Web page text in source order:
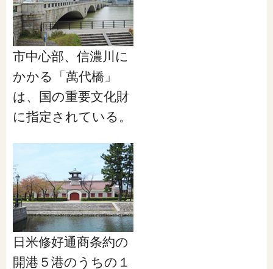
市中心部、信濃川に
かかる「萬代橋」
は、国の重要文化財
に指定されている。
日米修好通商条約の
開港５港のうちの１